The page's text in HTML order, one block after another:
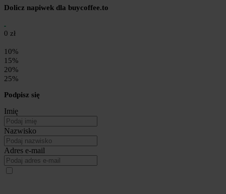
Dolicz napiwek dla buycoffee.to
0 zł
10%
15%
20%
25%
Podpisz się
Imię
Nazwisko
Adres e-mail